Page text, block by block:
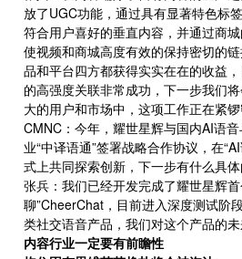
放了UGC功能，通过具有显著特色标
符合用户喜好的垂直内容，并通过商
使视频和商城高度有效的保持密切的
品和平台四方都获得实实在在的收益
的高强度关联非常成功，下一步我们
大的用户和市场中，这项工作正在紧锣
CMNC：今年，耀世星辉与国内AI语
业“中译语通”签署战略合作协议，在
式上共同探索创新，下一步有什么具
张兵：我们已经开发完成了耀世星辉
聊”CheerChat，目前进入深度测试阶
类社交语音产品，我们对这个产品的未
内容行业一定要有前瞻性